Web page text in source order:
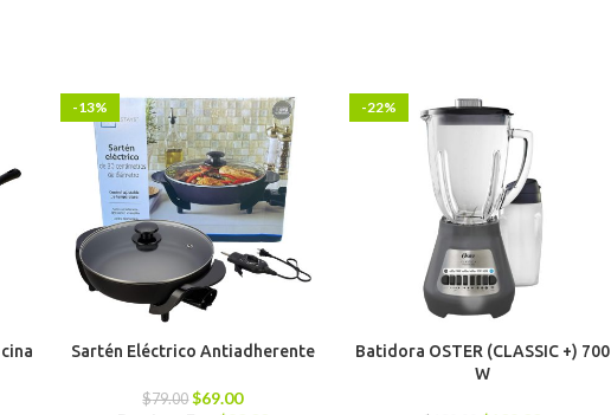
-13%
Sartén Eléctrico Antiadherente
$79.00 $69.00
-22%
Batidora OSTER (CLASSIC +) 700
W